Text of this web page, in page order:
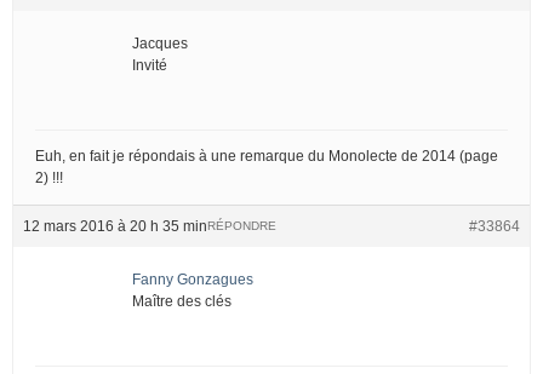
Jacques
Invité
Euh, en fait je répondais à une remarque du Monolecte de 2014 (page
2) !!!
12 mars 2016 à 20 h 35 min #33864
RÉPONDRE
Fanny Gonzagues
Maître des clés